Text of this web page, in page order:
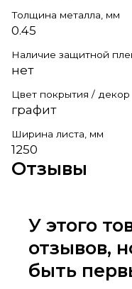
Толщина металла, мм
0.45
Наличие защитной
нет
Цвет покрытия / декор
графит
Ширина листа, мм
1250
Отзывы
У этого
отзывов,
быть